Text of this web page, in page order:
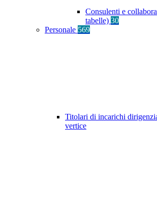
Consulenti e
tabelle) 30
Personale 569
Titolari di incarichi
vertice